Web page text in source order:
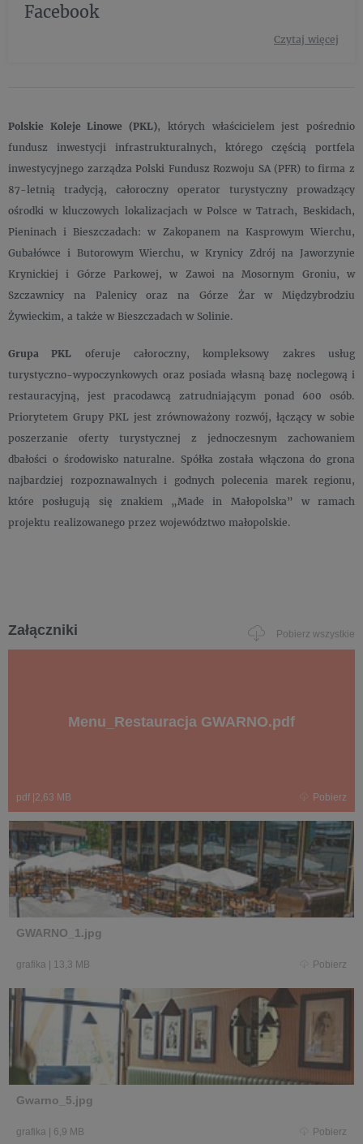
Facebook
Czytaj więcej
Polskie Koleje Linowe (PKL), których właścicielem jest pośrednio
fundusz inwestycji infrastrukturalnych, którego częścią portfela
inwestycyjnego zarządza Polski Fundusz Rozwoju SA (PFR) to firma z
87-letnią tradycją, całoroczny operator turystyczny prowadzący
ośrodki w kluczowych lokalizacjach w Polsce w Tatrach, Beskidach,
Pieninach i Bieszczadach: w Zakopanem na Kasprowym Wierchu,
Gubałówce i Butorowym Wierchu, w Krynicy Zdrój na Jaworzynie
Krynickiej i Górze Parkowej, w Zawoi na Mosornym Groniu, w
Szczawnicy na Palenicy oraz na Górze Żar w Międzybrodziu
Żywieckim, a także w Bieszczadach w Solinie.
Grupa PKL oferuje całoroczny, kompleksowy zakres usług
turystyczno-wypoczynkowych oraz posiada własną bazę noclegową i
restauracyjną, jest pracodawcą zatrudniającym ponad 600 osób.
Priorytetem Grupy PKL jest zrównoważony rozwój, łączący w sobie
poszerzanie oferty turystycznej z jednoczesnym zachowaniem
dbałości o środowisko naturalne. Spółka została włączona do grona
najbardziej rozpoznawalnych i godnych polecenia marek regionu,
które posługują się znakiem „Made in Małopolska” w ramach
projektu realizowanego przez województwo małopolskie.
Załączniki Pobierz wszystkie
Menu_Restauracja GWARNO.pdf
pdf 2,63 MB Pobierz
GWARNO_1.jpg
grafika 13,3 MB Pobierz
Gwarno_5.jpg
grafika 6,9 MB Pobierz